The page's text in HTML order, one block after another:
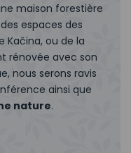
maison forestière
espaces des
Kačina, ou de la
rénovée avec son
nous serons ravis
ainsi que
nature.